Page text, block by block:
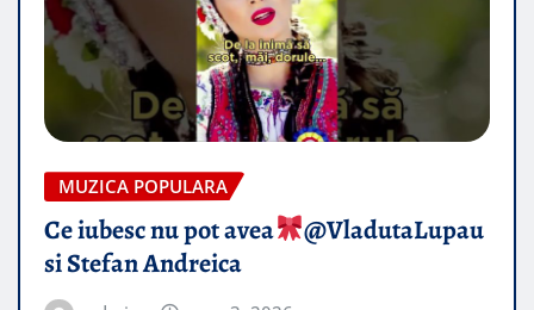
MUZICA POPULARA
Ce iubesc nu pot avea
​@VladutaLupau
si Stefan Andreica